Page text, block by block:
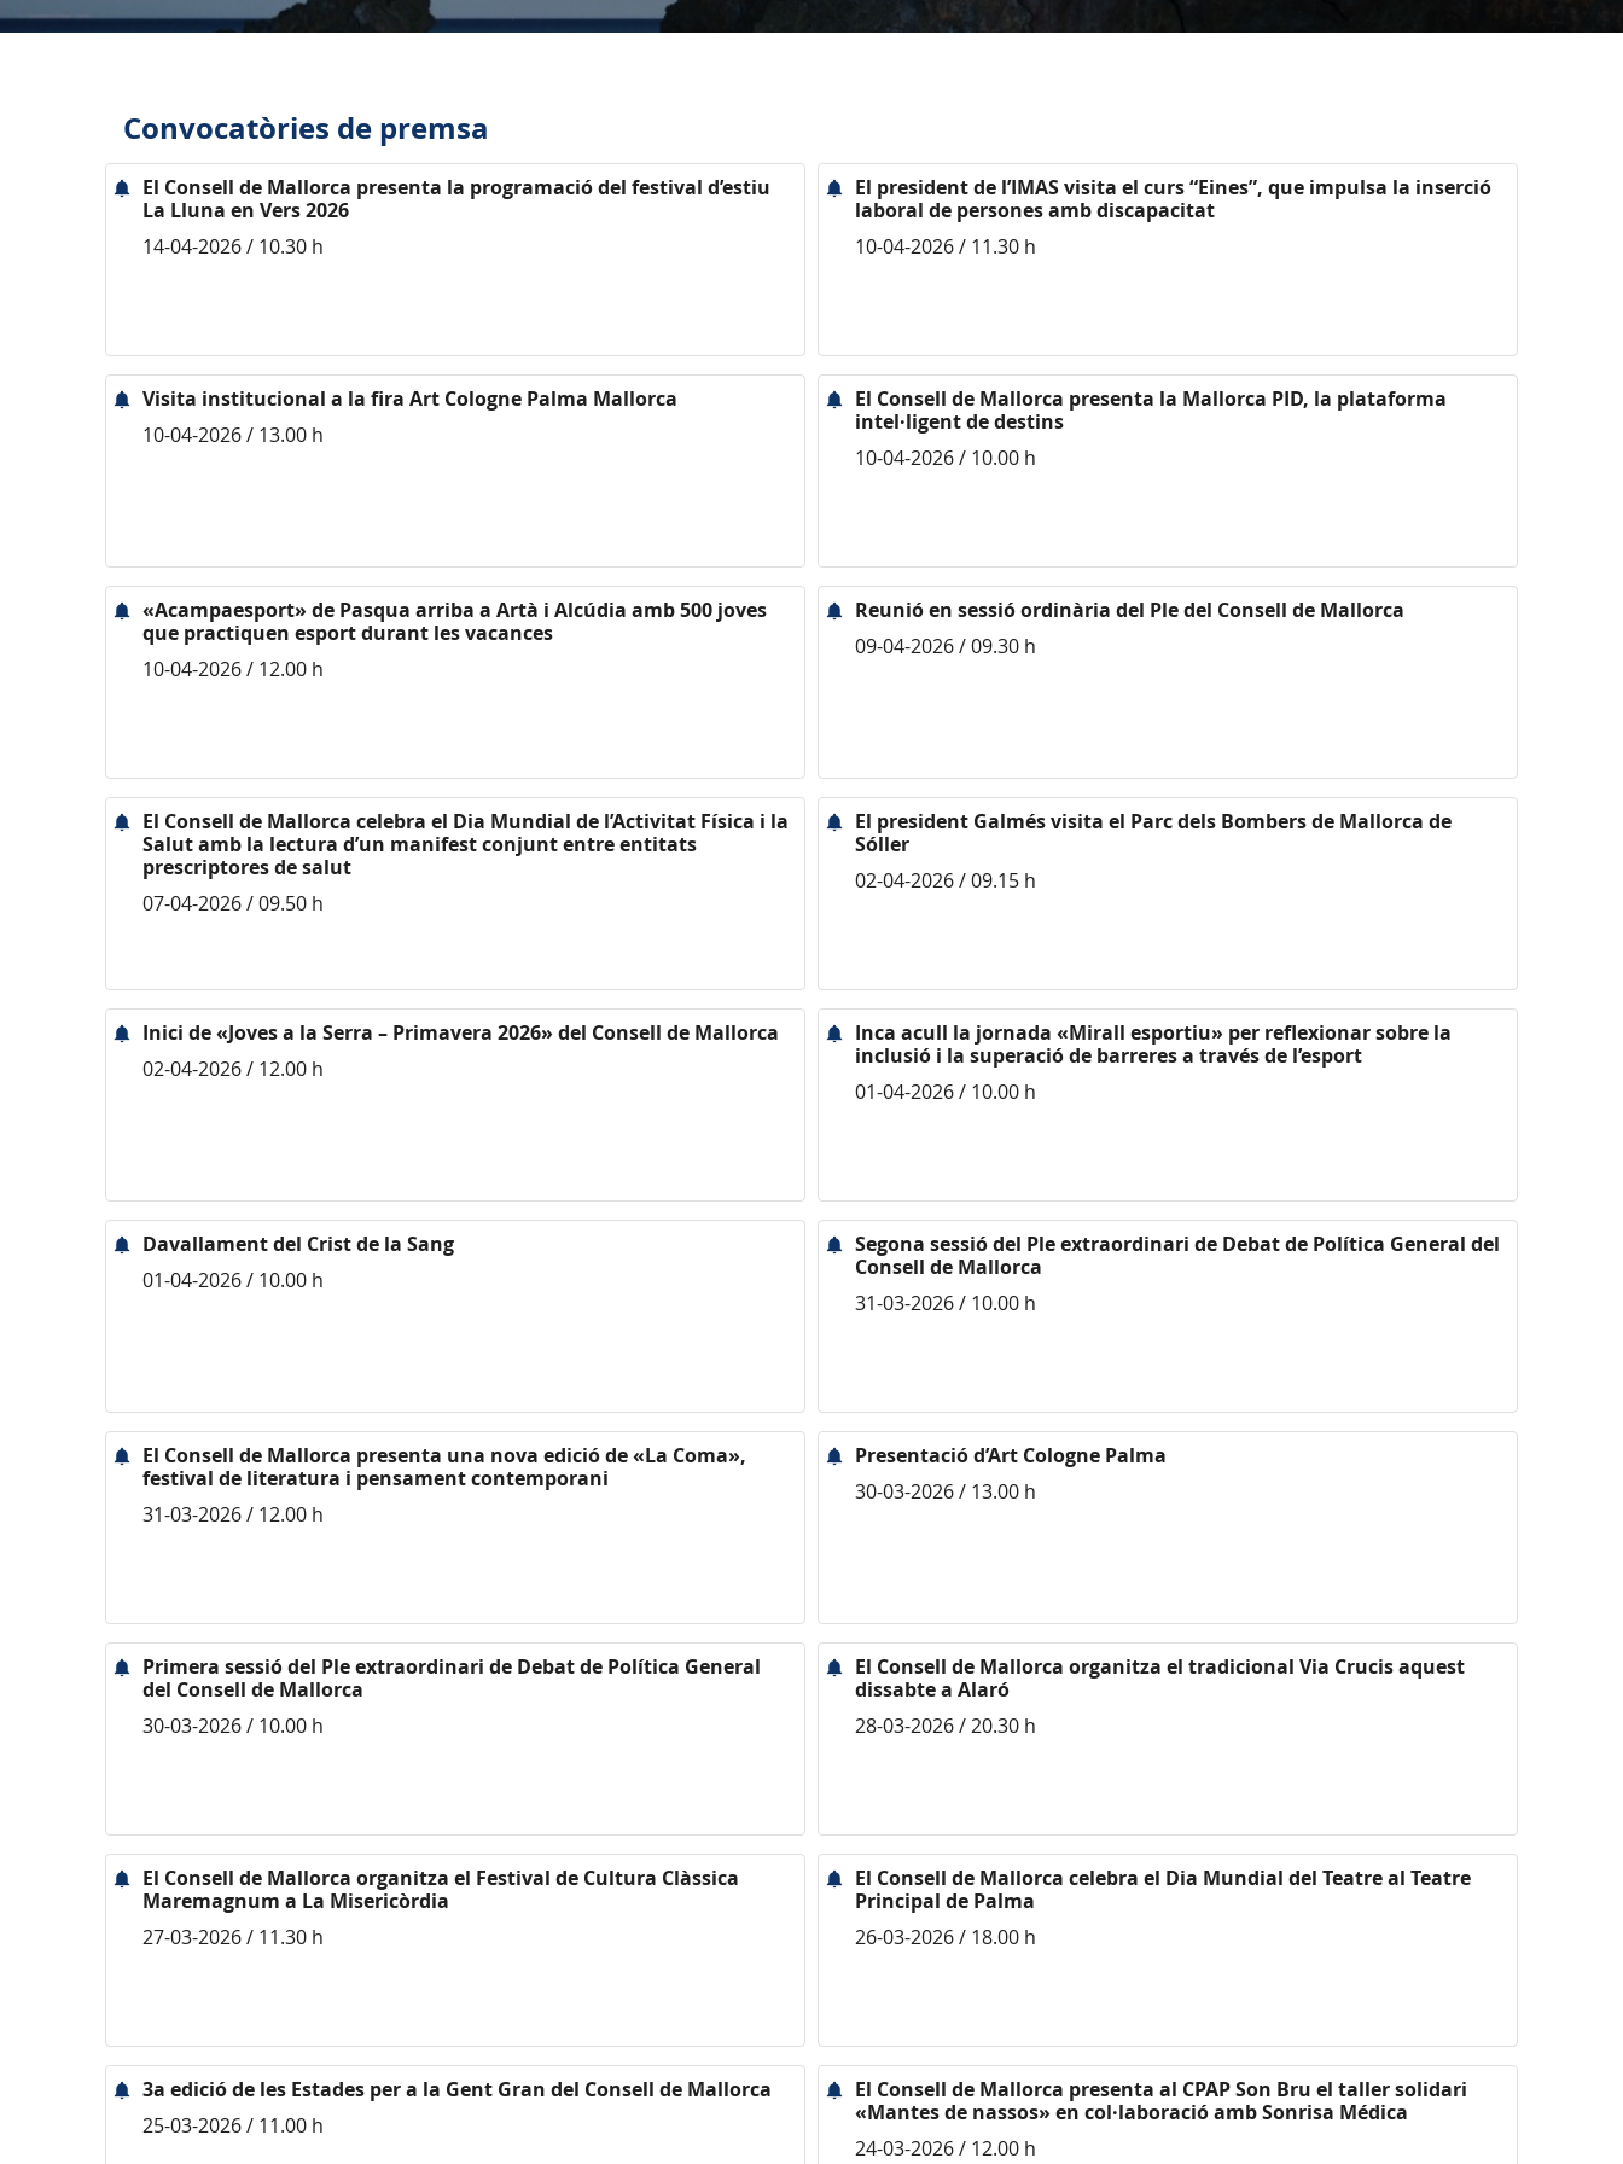
Convocatòries de premsa
El Consell de Mallorca presenta la programació del festival d’estiu
La Lluna en Vers 2026
14-04-2026 / 10.30 h
El president de l’IMAS visita el curs “Eines”, que impulsa la inserció
laboral de persones amb discapacitat
10-04-2026 / 11.30 h
Visita institucional a la fira Art Cologne Palma Mallorca
10-04-2026 / 13.00 h
El Consell de Mallorca presenta la Mallorca PID, la plataforma
intel·ligent de destins
10-04-2026 / 10.00 h
«Acampaesport» de Pasqua arriba a Artà i Alcúdia amb 500 joves
que practiquen esport durant les vacances
10-04-2026 / 12.00 h
Reunió en sessió ordinària del Ple del Consell de Mallorca
09-04-2026 / 09.30 h
El Consell de Mallorca celebra el Dia Mundial de l’Activitat Física i la
Salut amb la lectura d’un manifest conjunt entre entitats
prescriptores de salut
07-04-2026 / 09.50 h
El president Galmés visita el Parc dels Bombers de Mallorca de
Sóller
02-04-2026 / 09.15 h
Inici de «Joves a la Serra – Primavera 2026» del Consell de Mallorca
02-04-2026 / 12.00 h
Inca acull la jornada «Mirall esportiu» per reflexionar sobre la
inclusió i la superació de barreres a través de l’esport
01-04-2026 / 10.00 h
Davallament del Crist de la Sang
01-04-2026 / 10.00 h
Segona sessió del Ple extraordinari de Debat de Política General del
Consell de Mallorca
31-03-2026 / 10.00 h
El Consell de Mallorca presenta una nova edició de «La Coma»,
festival de literatura i pensament contemporani
31-03-2026 / 12.00 h
Presentació d’Art Cologne Palma
30-03-2026 / 13.00 h
Primera sessió del Ple extraordinari de Debat de Política General
del Consell de Mallorca
30-03-2026 / 10.00 h
El Consell de Mallorca organitza el tradicional Via Crucis aquest
dissabte a Alaró
28-03-2026 / 20.30 h
El Consell de Mallorca organitza el Festival de Cultura Clàssica
Maremagnum a La Misericòrdia
27-03-2026 / 11.30 h
El Consell de Mallorca celebra el Dia Mundial del Teatre al Teatre
Principal de Palma
26-03-2026 / 18.00 h
3a edició de les Estades per a la Gent Gran del Consell de Mallorca
25-03-2026 / 11.00 h
El Consell de Mallorca presenta al CPAP Son Bru el taller solidari
«Mantes de nassos» en col·laboració amb Sonrisa Médica
24-03-2026 / 12.00 h